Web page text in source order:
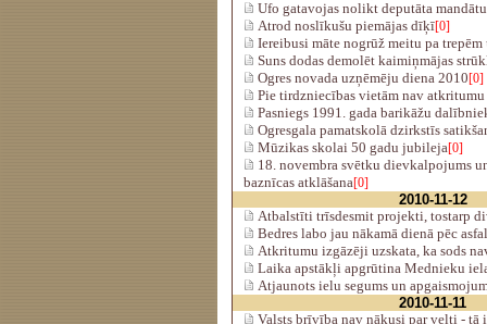
Ufo gatavojas nolikt deputāta mandātu
Atrod noslīkušu piemājas dīķī[0]
Iereibusi māte nogrūž meitu pa
Suns dodas demolēt kaimiņmājas
Ogres novada uzņēmēju diena 2010[0]
Pie tirdzniecības vietām nav
Pasniegs 1991. gada barikāžu
Ogresgala pamatskolā dzirkstīs
Mūzikas skolai 50 gadu jubileja[0]
18. novembra svētku dievkalpojums
baznīcas atklāšana[0]
2010-11-12
Atbalstīti trīsdesmit projekti, tostarp
Bedres labo jau nākamā dienā pēc
Atkritumu izgāzēji uzskata, ka sods
Laika apstākļi apgrūtina Mednieku
Atjaunots ielu segums un
2010-11-11
Valsts brīvība nav nākusi par velti - tā